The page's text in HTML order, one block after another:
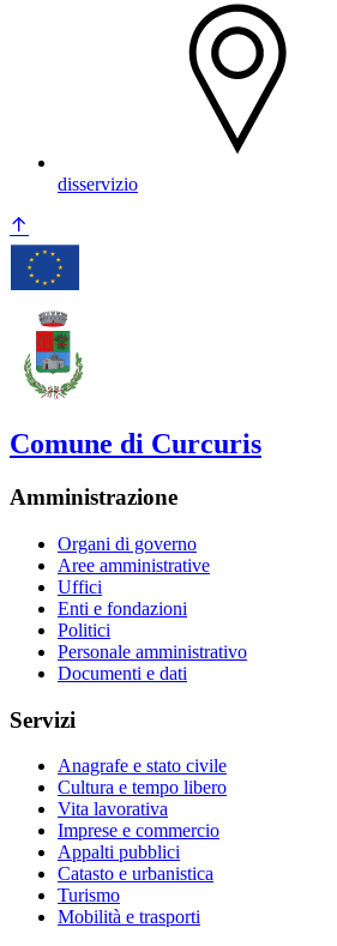
disservizio
Comune di Curcuris
Amministrazione
Organi di governo
Aree amministrative
Uffici
Enti e fondazioni
Politici
Personale amministrativo
Documenti e dati
Servizi
Anagrafe e stato civile
Cultura e tempo libero
Vita lavorativa
Imprese e commercio
Appalti pubblici
Catasto e urbanistica
Turismo
Mobilità e trasporti